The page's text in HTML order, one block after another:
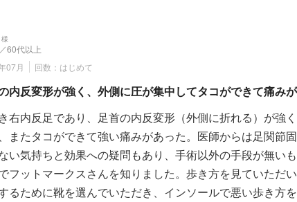
様
／60代以上
07月
回数：はじめて
内反変形が強く、外側に圧が集中してタコができて痛み
右内反足であり、足首の内反変形（外側に折れる）が強
またタコができて強い痛みがあった。医師からは足関節
い気持ちと効果への疑問もあり、手術以外の手段が無い
フットマークスさんを知りました。歩き方を見ていただ
るために靴を選んでいただき、インソールで悪い歩き方